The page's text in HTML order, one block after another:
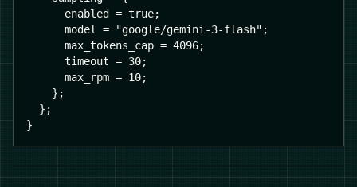
      enabled = true;
      model = "google/gemini-3-flash";
      max_tokens_cap = 4096;
      timeout = 30;
      max_rpm = 10;
    };
  };
}